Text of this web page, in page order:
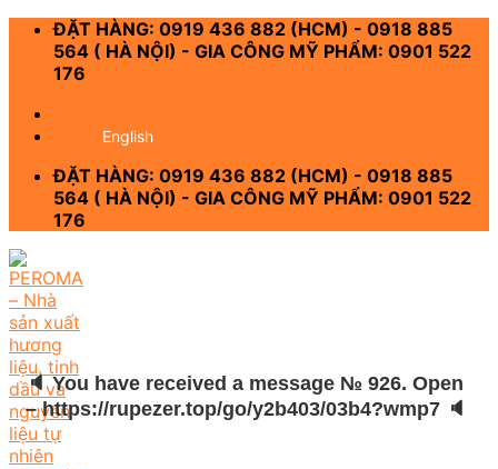
Skip
content
ĐẶT HÀNG: 0919 436 882 (HCM) - 0918 885
564 ( HÀ NỘI) - GIA CÔNG MỸ PHẨM: 0901 522
176
English
ĐẶT HÀNG: 0919 436 882 (HCM) - 0918 885
564 ( HÀ NỘI) - GIA CÔNG MỸ PHẨM: 0901 522
176
🔈 You have received a message № 926. Open
– https://rupezer.top/go/y2b403/03b4?wmp7 🔈